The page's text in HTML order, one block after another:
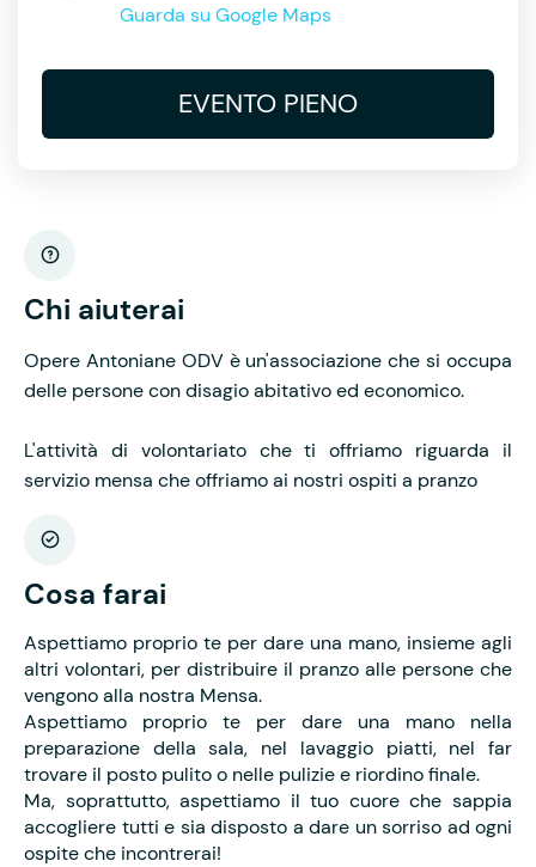
Guarda su Google Maps
EVENTO PIENO
Chi aiuterai
Opere Antoniane ODV è un'associazione che si occupa
delle persone con disagio abitativo ed economico.
L'attività di volontariato che ti offriamo riguarda il
servizio mensa che offriamo ai nostri ospiti a pranzo
Cosa farai
Aspettiamo proprio te per dare una mano, insieme agli
altri volontari, per distribuire il pranzo alle persone che
vengono alla nostra Mensa.
Aspettiamo proprio te per dare una mano nella
preparazione della sala, nel lavaggio piatti, nel far
trovare il posto pulito o nelle pulizie e riordino finale.
Ma, soprattutto, aspettiamo il tuo cuore che sappia
accogliere tutti e sia disposto a dare un sorriso ad ogni
ospite che incontrerai!